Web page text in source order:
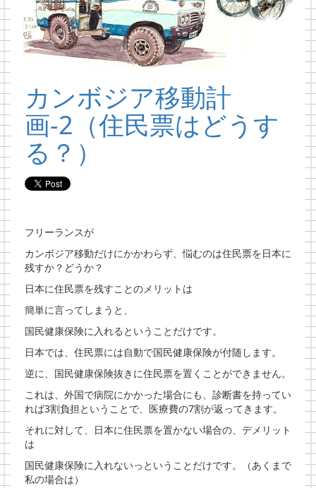
カンボジア移動計
画-2（住民票はどうす
る？）
フリーランスが
カンボジア移動だけにかかわらず、悩むのは住民票を日本に
残すか？どうか？
日本に住民票を残すことのメリットは
簡単に言ってしまうと、
国民健康保険に入れるということだけです。
日本では、住民票には自動で国民健康保険が付随します。
逆に、国民健康保険抜きに住民票を置くことができません。
これは、外国で病院にかかった場合にも、診断書を持ってい
れば3割負担ということで、医療費の7割が返ってきます。
それに対して、日本に住民票を置かない場合の、デメリット
は
国民健康保険に入れないっということだけです。（あくまで
私の場合は）